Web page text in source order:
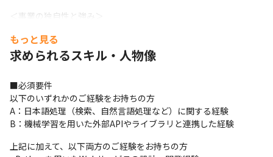
＜事業の独自性と強み＞
中小企業・大学・研究機関との広範なネットワークです。この唯
一無二のネットワークを通じて蓄積されたマッチングデータ、運
あり、事業における圧倒的な優位性を確立しています。
■職務内容
- 外部の論文・特許・インターネット検索APIや、そこから得られ
た数十～百万件規模の情報源から必要な情報を検索・処理する
（各種バッチ処理、リアルタイム処理）Pythonコードの実装
- LLMをはじめとする、AI（機械学習・自然言語処理、自社開発を
もっと見る
求められるスキル・人物像
■必須要件
以下のいずれかのご経験をお持ちの方
A：日本語処理（検索、自然言語処理など）に関する経験
B：機械学習を用いた外部APIやライブラリと連携した経験
上記に加えて、以下両方のご経験をお持ちの方